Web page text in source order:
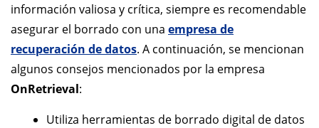
información valiosa y crítica, siempre es recomendable
asegurar el borrado con una empresa de
recuperación de datos. A continuación, se mencionan
algunos consejos mencionados por la empresa
OnRetrieval:
Utiliza herramientas de borrado digital de datos